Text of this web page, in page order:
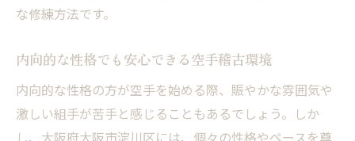
内向的な性格に合う空手への向き合い方
型を通じて自分と向き合う空手稽古法
空手型練習の継続がもたらす成長実感
大阪の環境で習う内向的技の真髄
な修練方法です。
内向的な性格でも安心できる空手稽古環境
内向的な性格の方が空手を始める際、賑やかな雰囲気や
激しい組手が苦手と感じることもあるでしょう。しか
し、大阪府大阪市淀川区には、個々の性格やペースを尊